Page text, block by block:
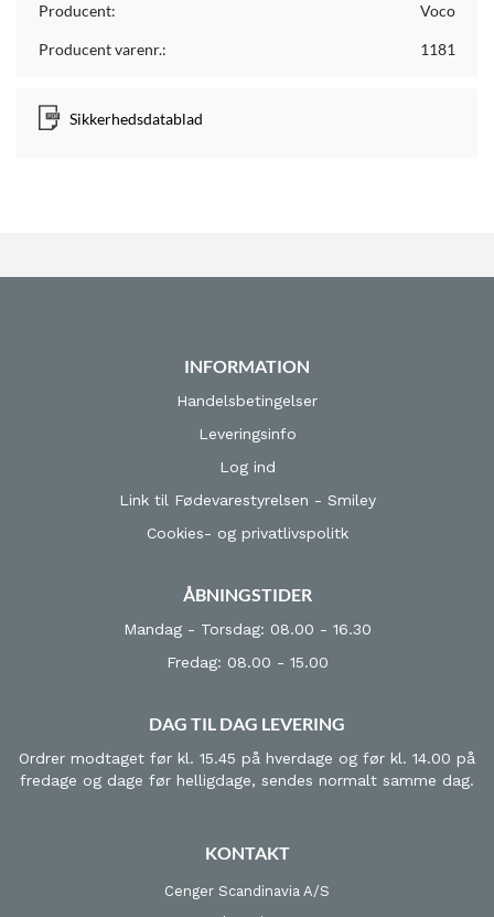
Producent: Voco
Producent varenr.: 1181
Sikkerhedsdatablad
INFORMATION
Handelsbetingelser
Leveringsinfo
Log ind
Link til Fødevarestyrelsen - Smiley
Cookies- og privatlivspolitk
ÅBNINGSTIDER
Mandag - Torsdag: 08.00 - 16.30
Fredag: 08.00 - 15.00
DAG TIL DAG LEVERING
Ordrer modtaget før kl. 15.45 på hverdage og før kl. 14.00 på
fredage og dage før helligdage, sendes normalt samme dag.
KONTAKT
Cenger Scandinavia A/S